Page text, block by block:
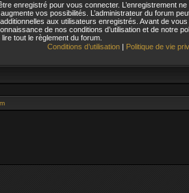
enregistré pour vous connecter. L’enregistrement
vos possibilités. L’administrateur du forum
aux utilisateurs enregistrés. Avant de
de nos conditions d’utilisation et de notre
tout le règlement du forum.
Conditions d’utilisation | Politique de vie